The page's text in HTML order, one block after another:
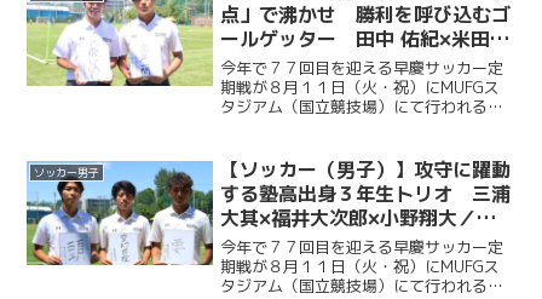
ではなく、グラウンドマ...
点」で沸かせ 勝利を呼び込むゴ
ールゲッター 田中 佑紀×米田壮
志／早慶クラシコ２０２６直前企
画第５弾
今年で７７回目を迎える早慶サッカー定
期戦が８月１１日（火・祝）にMUFGス
タジアム（国立競技場）にて行われる。
ッチに立つ。今回ケイスポでは選手だけ
ではなく、グラウンドマ...
ソッカー男子
【ソッカー（男子）】攻守に躍動
する塾高出身３年生トリオ 三浦
大其×福井大次郎×小野翔大／早
慶クラシコ２０２６直前企画第４
弾
今年で７７回目を迎える早慶サッカー定
期戦が８月１１日（火・祝）にMUFGス
タジアム（国立競技場）にて行われる。